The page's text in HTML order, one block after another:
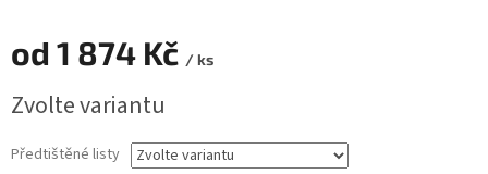
od 1 874 Kč / ks
cena:
Zvolte variantu
Předtištěné listy